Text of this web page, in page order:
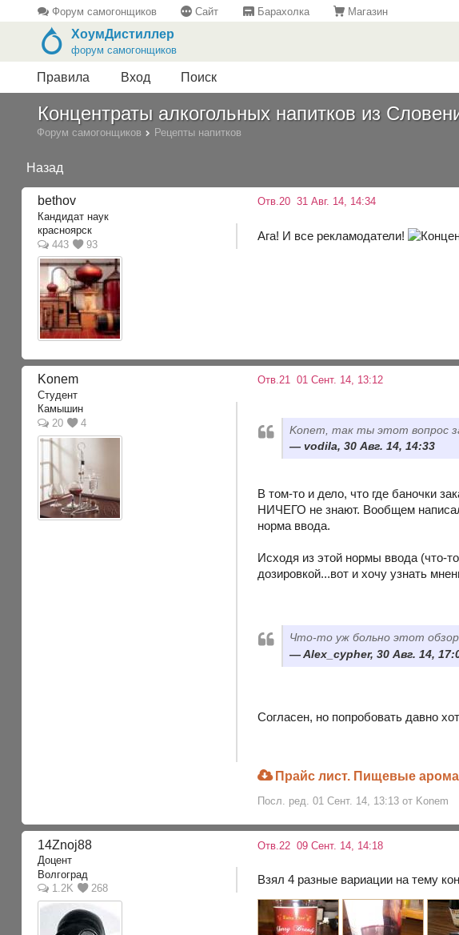
Форум самогонщиков Сайт Барахолка Магазин
ХоумДистиллер
форум самогонщиков
Правила Вход Поиск
Концентраты алкогольных напитков из
Форум самогонщиков Рецепты напитков
Назад
bethov
Кандидат наук
красноярск
443
93
Отв.20 31 Авг. 14, 14:34
Ага! И все рекламодатели!
Konem
Студент
Камышин
20
4
Отв.21 01 Сент. 14, 13:12
Konem, так ты этот вопрос
vodila, 30 Авг. 14, 14:33
В том-то и дело, что где баночки
НИЧЕГО не знают. Вообщем написал
норма ввода.
Исходя из этой нормы ввода (что-
дозировкой...вот и хочу узнать
Что-то уж больно этот
Alex_cypher, 30 Авг. 14,
Согласен, но попробовать давно
Прайс лист. Пищевые
Посл. ред. 01 Сент. 14, 13:13 от Konem
14Znoj88
Доцент
Волгоград
1.2K
268
Отв.22 09 Сент. 14, 14:18
Взял 4 разные вариации на тему